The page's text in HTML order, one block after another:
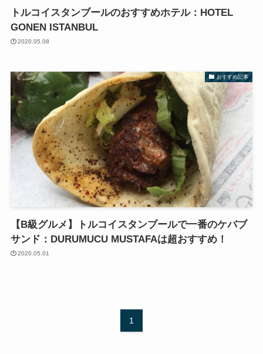
トルコイスタンブールのおすすめホテル：HOTEL
GONEN ISTANBUL
2020.05.08
おすすめ記事
【B級グルメ】トルコイスタンブールで一番のケバブ
サンド：DURUMUCU MUSTAFAは超おすすめ！
2020.05.01
1